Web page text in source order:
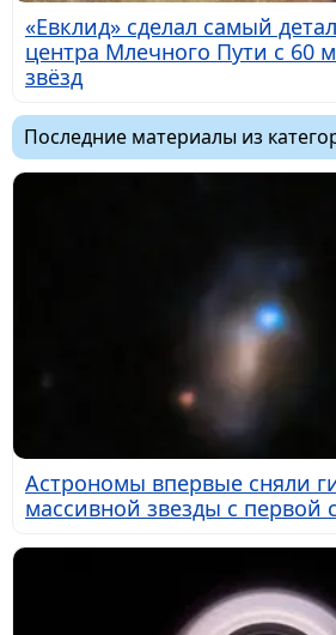
«Евклид» сделал самый
центра Млечного Пути с 60
звёзд
Последние материалы из
Астрономы впервые сняли
массивной звезды с первой